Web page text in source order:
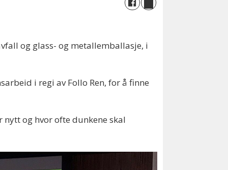
og glass- og metallemballasje, i
i regi av Follo Ren, for å finne
nytt og hvor ofte dunkene skal